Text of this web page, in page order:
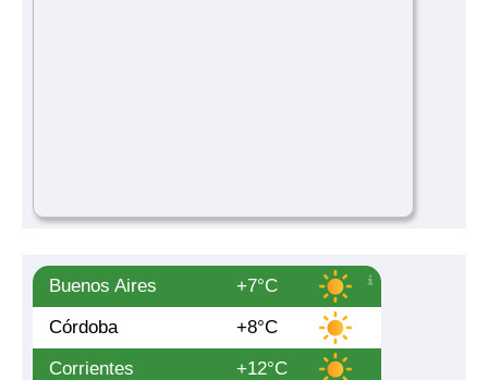
Buenos Aires
+7°C
Córdoba
+8°C
Corrientes
+12°C